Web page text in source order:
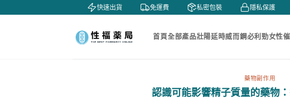
快速出貨 免運費 私密包裝 隱私保護
首頁全部產品壯陽延時威而鋼必利勁女性
藥物副作用
認識可能影響精子質量的藥物